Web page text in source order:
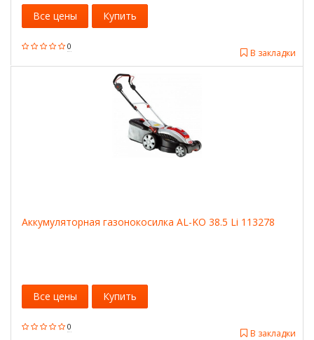
0
В закладки
Все цены Купить
Аккумуляторная газонокосилка AL-KO 38.5 Li 113278
0
В закладки
Все цены Купить